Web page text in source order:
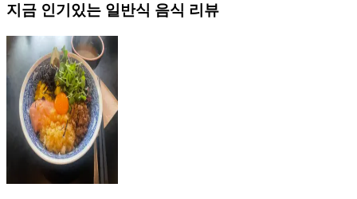
지금 인기있는 일반식 음식 리뷰